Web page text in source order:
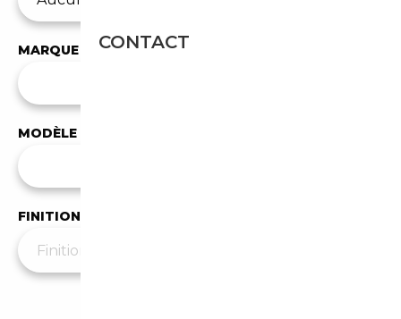
MARQUE
MODÈLE
FINITION
CONTACT